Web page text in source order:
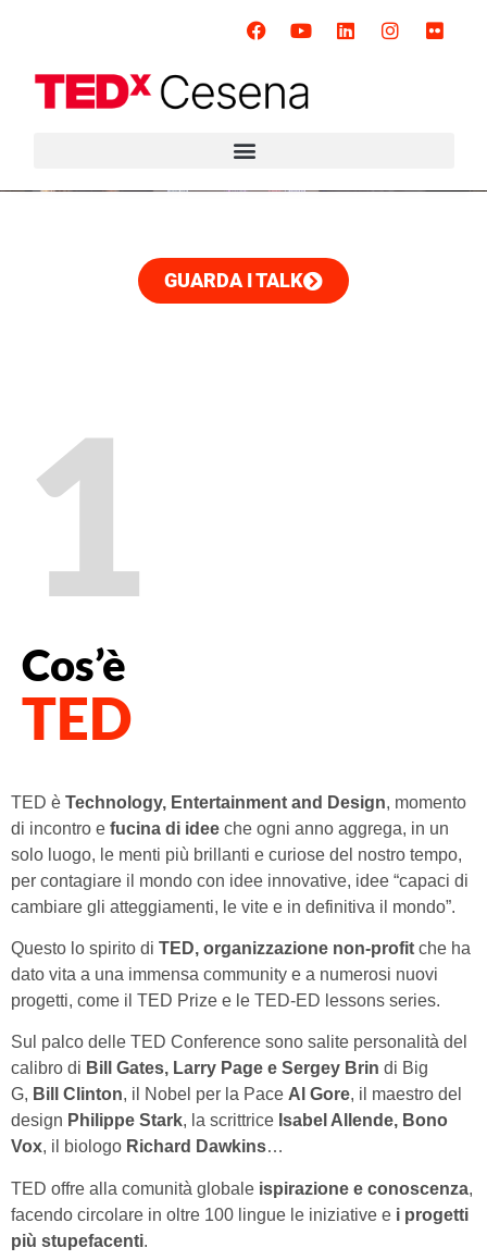
GUARDA I TALK
1
Cos’è
TED
TED è Technology, Entertainment and Design, momento
di incontro e fucina di idee che ogni anno aggrega, in un
solo luogo, le menti più brillanti e curiose del nostro tempo,
per contagiare il mondo con idee innovative, idee “capaci di
cambiare gli atteggiamenti, le vite e in definitiva il mondo”.
Questo lo spirito di TED, organizzazione non-profit che ha
dato vita a una immensa community e a numerosi nuovi
progetti, come il TED Prize e le TED-ED lessons series.
Sul palco delle TED Conference sono salite personalità del
calibro di Bill Gates, Larry Page e Sergey Brin di Big
G, Bill Clinton, il Nobel per la Pace Al Gore, il maestro del
design Philippe Stark, la scrittrice Isabel Allende, Bono
Vox, il biologo Richard Dawkins…
TED offre alla comunità globale ispirazione e conoscenza,
facendo circolare in oltre 100 lingue le iniziative e i progetti
più stupefacenti.